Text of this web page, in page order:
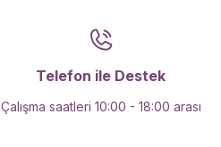
Telefon ile Destek
Çalışma saatleri 10:00 - 18:00 arası